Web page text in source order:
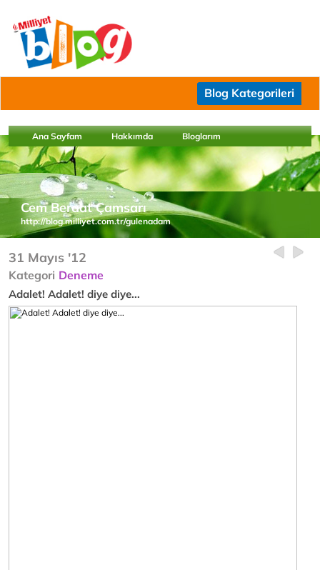
Blog Kategorileri
Ana Sayfam Hakkımda Bloglarım
Cem Beraat Çamsarı
http://blog.milliyet.com.tr/gulenadam
31 Mayıs '12
Kategori Deneme
Adalet! Adalet! diye diye...